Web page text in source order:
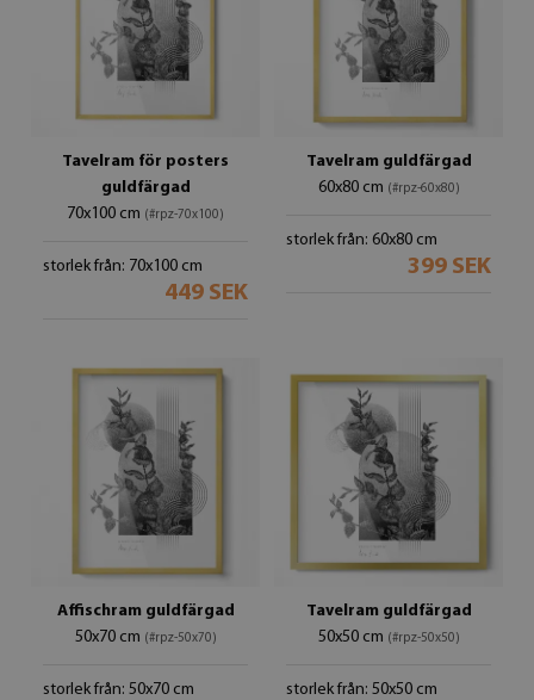
Tavelram för posters
guldfärgad
70x100 cm (#rpz-70x100)
storlek från: 70x100 cm
449 SEK
Tavelram guldfärgad
60x80 cm (#rpz-60x80)
storlek från: 60x80 cm
399 SEK
Affischram guldfärgad
50x70 cm (#rpz-50x70)
storlek från: 50x70 cm
Tavelram guldfärgad
50x50 cm (#rpz-50x50)
storlek från: 50x50 cm